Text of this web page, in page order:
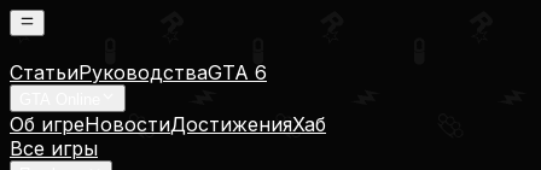
СтатьиРуководстваGTA 6
Об игреНовостиДостиженияХаб
Все игры